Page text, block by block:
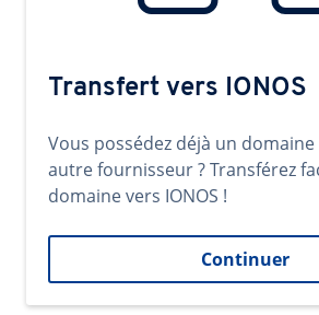
Transfert vers IONOS
Vous possédez déjà un
autre fournisseur ? Transférez
domaine vers IONOS !
Continuer